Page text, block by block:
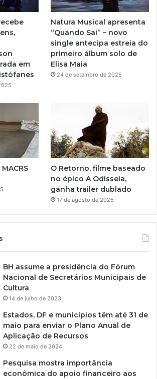
e
r
a
m
em
Natura Musical apresenta
“Quando Sai” – novo
single antecipa estreia do
primeiro álbum solo de
Elisa Maia
24 de setembro de 2025
O Retorno, filme baseado
no épico A Odisseia,
ganha trailer dublado
17 de agosto de 2025
BH assume a presidência do Fórum
Nacional de Secretários Municipais de
Cultura
14 de julho de 2023
Estados, DF e municípios têm até 31 de
maio para enviar o Plano Anual de
Aplicação de Recursos
22 de maio de 2024
Pesquisa mostra importância
econômica do apoio financeiro aos